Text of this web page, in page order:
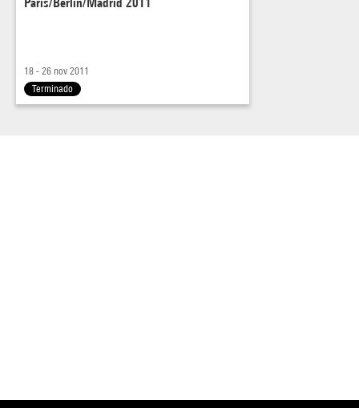
18 - 26 nov 2011
Terminado